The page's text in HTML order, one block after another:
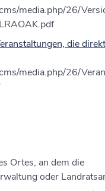
media.php/26/
die
media.php/26/
Ortes, an dem die
oder